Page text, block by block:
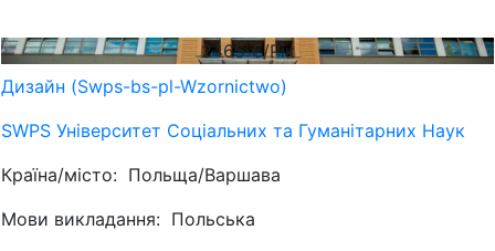
2465€/Рік
Дизайн (Swps-bs-pl-Wzornictwo)
SWPS Університет Соціальних та Гуманітарних Наук
Країна/місто: Польща/Варшава
Мови викладання: Польська